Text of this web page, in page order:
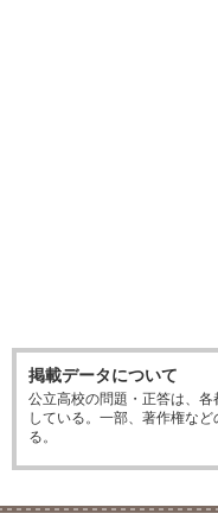
掲載データについて
公立高校の問題・正答は、
している。一部、著作権な
る。